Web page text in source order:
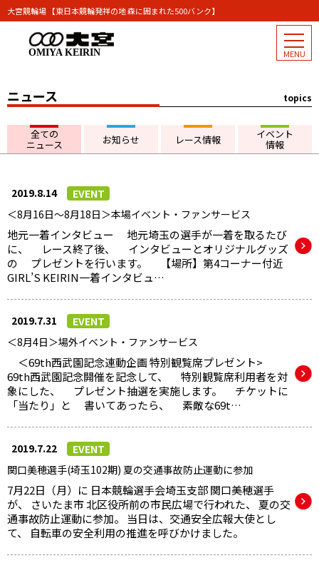
大宮競輪場 【東日本競輪発祥の地 森に囲まれた500バンク】
OMIYA KEIRIN
ニュース topics
全ての
ニュース お知らせ レース情報 イベント
情報
2019.8.14
EVENT
＜8月16日～8月18日＞本場イベント・ファンサービス
地元一着インタビュー 地元埼玉の選手が一着を取るたび
に、 レース終了後、 インタビューとオリジナルグッズ
の プレゼントを行います。 【場所】第4コーナー付近
GIRL’S KEIRIN一着インタビュ…
2019.7.31
EVENT
＜8月4日＞場外イベント・ファンサービス
＜69th西武園記念連動企画 特別観覧席プレゼント>
69th西武園記念開催を記念して、 特別観覧席利用者を対
象にした、 プレゼント抽選を実施します。 チケットに
「当たり」と 書いてあったら、 素敵な69t…
2019.7.22
EVENT
関口美穂選手(埼玉102期) 夏の交通事故防止運動に参加
7月22日（月）に 日本競輪選手会埼玉支部 関口美穂選手
が、 さいたま市 北区役所前の市民広場で行われた、 夏の交
通事故防止運動に参加。 当日は、交通安全広報大使とし
て、 自転車の安全利用の推進を呼びかけました。